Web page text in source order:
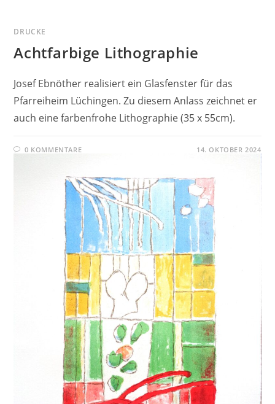
DRUCKE
Achtfarbige Lithographie
Josef Ebnöther realisiert ein Glasfenster für das
Pfarreiheim Lüchingen. Zu diesem Anlass zeichnet er
auch eine farbenfrohe Lithographie (35 x 55cm).
0 KOMMENTARE 14. OKTOBER 2024